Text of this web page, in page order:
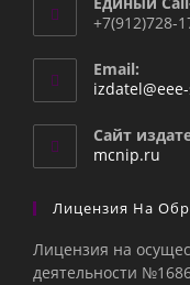
+7(912)728-
Email:
Сайт
mcnip.ru
Лицензия На
Лицензия на
деятельности